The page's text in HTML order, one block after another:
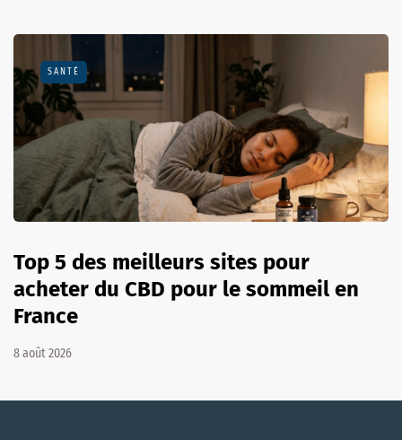
SANTÉ
Top 5 des meilleurs sites pour
acheter du CBD pour le sommeil en
France
8 août 2026